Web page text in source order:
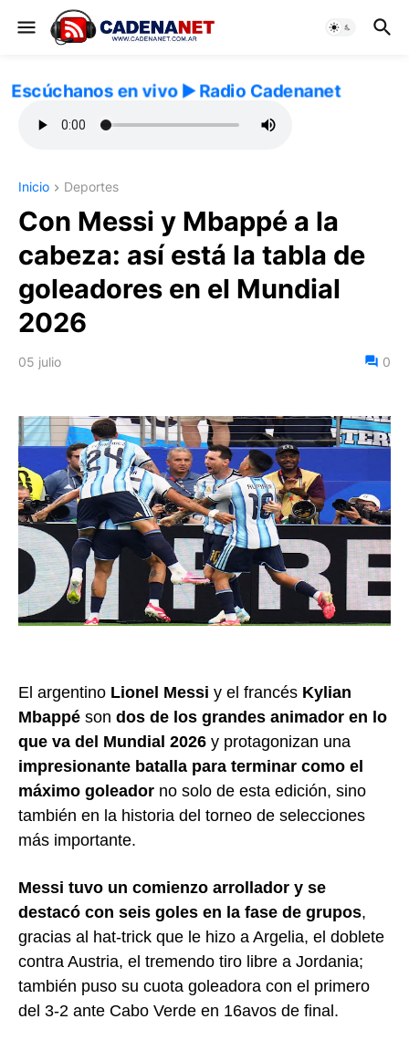
Escúchanos en vivo ▶️ Radio Cadenanet
Inicio Deportes
Con Messi y Mbappé a la
cabeza: así está la tabla de
goleadores en el Mundial
2026
05 julio 0
El argentino Lionel Messi y el francés Kylian
Mbappé son dos de los grandes animador en lo
que va del Mundial 2026 y protagonizan una
impresionante batalla para terminar como el
máximo goleador no solo de esta edición, sino
también en la historia del torneo de selecciones
más importante.
Messi tuvo un comienzo arrollador y se
destacó con seis goles en la fase de grupos,
gracias al hat-trick que le hizo a Argelia, el doblete
contra Austria, el tremendo tiro libre a Jordania;
también puso su cuota goleadora con el primero
del 3-2 ante Cabo Verde en 16avos de final.